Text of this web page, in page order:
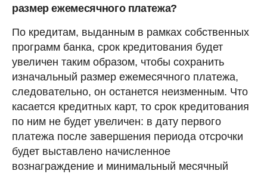
размер ежемесячного платежа?
По кредитам, выданным в рамках собственных
программ банка, срок кредитования будет
увеличен таким образом, чтобы сохранить
изначальный размер ежемесячного платежа,
следовательно, он останется неизменным. Что
касается кредитных карт, то срок кредитования
по ним не будет увеличен: в дату первого
платежа после завершения периода отсрочки
будет выставлено начисленное
вознаграждение и минимальный месячный